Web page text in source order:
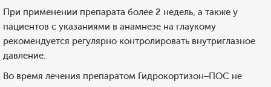
При применении препарата более 2 недель, а также у
пациентов с указаниями в анамнезе на глаукому
рекомендуется регулярно контролировать внутриглазное
давление.
Во время лечения препаратом Гидрокортизон–ПОС не